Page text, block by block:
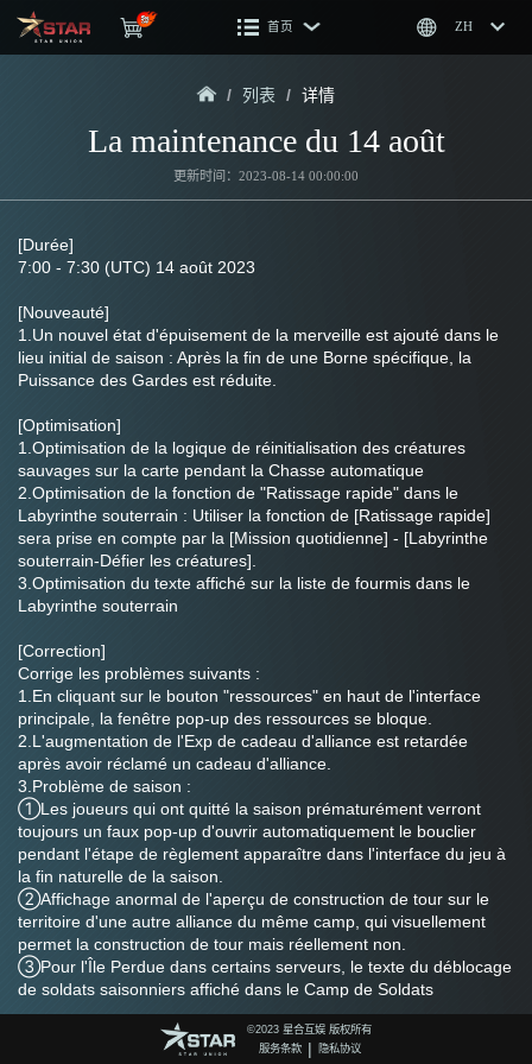
首页 ZH
/ 列表 / 详情
La maintenance du 14 août
更新时间：2023-08-14 00:00:00
[Durée]
7:00 - 7:30 (UTC) 14 août 2023
[Nouveauté]
1.Un nouvel état d'épuisement de la merveille est ajouté dans le
lieu initial de saison : Après la fin de une Borne spécifique, la
Puissance des Gardes est réduite.
[Optimisation]
1.Optimisation de la logique de réinitialisation des créatures
sauvages sur la carte pendant la Chasse automatique
2.Optimisation de la fonction de "Ratissage rapide" dans le
Labyrinthe souterrain : Utiliser la fonction de [Ratissage rapide]
sera prise en compte par la [Mission quotidienne] - [Labyrinthe
souterrain-Défier les créatures].
3.Optimisation du texte affiché sur la liste de fourmis dans le
Labyrinthe souterrain
[Correction]
Corrige les problèmes suivants :
1.En cliquant sur le bouton "ressources" en haut de l'interface
principale, la fenêtre pop-up des ressources se bloque.
2.L'augmentation de l'Exp de cadeau d'alliance est retardée
après avoir réclamé un cadeau d'alliance.
3.Problème de saison :
①Les joueurs qui ont quitté la saison prématurément verront
toujours un faux pop-up d'ouvrir automatiquement le bouclier
pendant l'étape de règlement apparaître dans l'interface du jeu à
la fin naturelle de la saison.
②Affichage anormal de l'aperçu de construction de tour sur le
territoire d'une autre alliance du même camp, qui visuellement
permet la construction de tour mais réellement non.
③Pour l'Île Perdue dans certains serveurs, le texte du déblocage
de soldats saisonniers affiché dans le Camp de Soldats
Saisonniers est incorrecte
④Les joueurs qui ont été rétrogradés en R0 dans certaines
circonstances apparaîtront à tort dans la liste R1 et ne pourront
©️2023 星合互娱 版权所有
服务条款
| 隐私协议